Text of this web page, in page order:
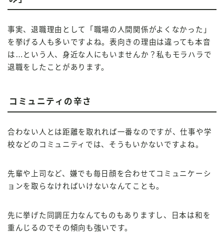
事実、退職理由として「職場の人間関係がよくなかった」
を挙げる人も多いですよね。表向きの理由は違っても本音
は…という人、身近な人にもいませんか？私もモラハラで
退職をしたことがあります。
コミュニティの辛さ
合わない人とは距離を取れれば一番なのですが、仕事や学
校などのコミュニティでは、そうもいかないですよね。
先輩や上司など、嫌でも毎日顔を合わせてコミュニケーシ
ョンを取らなければいけないなんてことも。
先に挙げた同調圧力なんてものもありますし、日本は和を
重んじるのでその傾向も強いです。